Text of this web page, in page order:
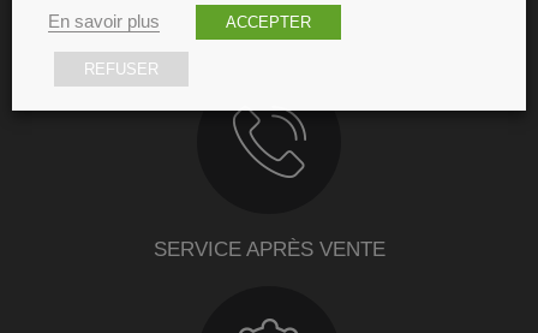
GARANTIE
SERVICE APRÈS VENTE
En savoir plus
ACCEPTER
REFUSER